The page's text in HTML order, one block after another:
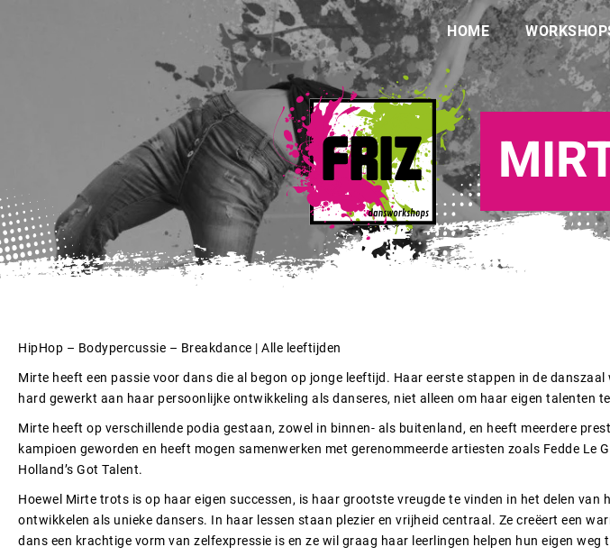
HOME
HipHop – Bodypercussie – Breakdance | Alle leeftijden
Mirte heeft een passie voor dans die al begon op jonge leeftijd. Haar eerste stappen in de
hard gewerkt aan haar persoonlijke ontwikkeling als danseres, niet alleen om haar eigen talenten
Mirte heeft op verschillende podia gestaan, zowel in binnen- als buitenland, en heeft meerdere
kampioen geworden en heeft mogen samenwerken met gerenommeerde artiesten zoals Fedde
Holland’s Got Talent.
Hoewel Mirte trots is op haar eigen successen, is haar grootste vreugde te vinden in het delen
ontwikkelen als unieke dansers. In haar lessen staan plezier en vrijheid centraal. Ze creëert een
dans een krachtige vorm van zelfexpressie is en ze wil graag haar leerlingen helpen hun eigen weg